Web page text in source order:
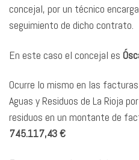
concejal, por un técnico
seguimiento de dicho contrato.
En este caso el concejal es
Ocurre lo mismo en las
Aguas y Residuos de La Rioja
residuos en un montante de
745.117,43 €